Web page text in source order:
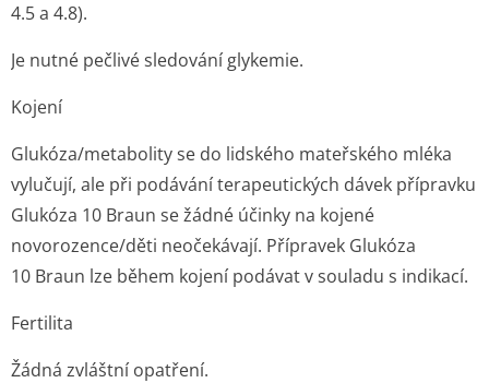
4.5 a 4.8).
Je nutné pečlivé sledování glykemie.
Kojení
Glukóza/metabolity se do lidského mateřského mléka
vylučují, ale při podávání terapeutických dávek přípravku
Glukóza 10 Braun se žádné účinky na kojené
novorozence/děti neočekávají. Přípravek Glukóza
10 Braun lze během kojení podávat v souladu s indikací.
Fertilita
Žádná zvláštní opatření.